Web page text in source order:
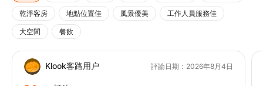
乾淨客房 地點位置佳 風景優美 工作人員服務佳
大空間 餐飲
Klook客路用户 評論日期：2026年8月4日